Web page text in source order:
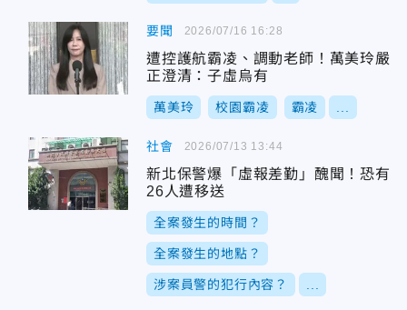
要聞
遭控護航霸凌、調動老師！萬美玲嚴
正澄清：子虛烏有
萬美玲 校園霸凌 霸凌
2026/07/16 16:28
社會
新北保警爆「虛報差勤」醜聞！恐有
26人遭移送
全案發生的時間？
全案發生的地點？
涉案員警的犯行內容？
2026/07/13 13:44